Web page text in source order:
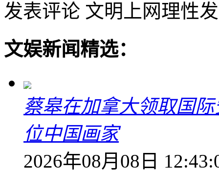
发表评论 文明上网理性
文娱新闻精选：
蔡皋在加拿大领取国
位中国画家
2026年08月08日